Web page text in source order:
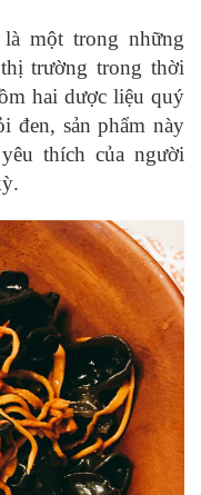
là một trong những
trường trong thời
hai dược liệu quý
đen, sản phẩm này
thích của người